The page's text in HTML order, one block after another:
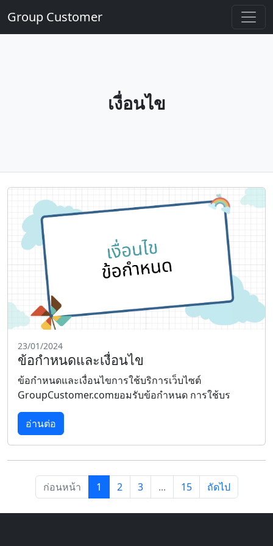
Group Customer
เงื่อนไข
23/01/2024
ข้อกำหนดและเงื่อนไข
ข้อกำหนดและเงื่อนไขการใช้บริการเว็บไซต์
GroupCustomer.comยอมรับข้อกำหนด การใช้บร
อ่านต่อ
ก่อนหน้า 1 2 3 ... 15 ถัดไป